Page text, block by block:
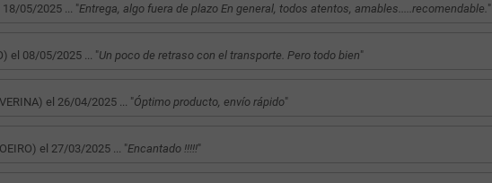
18/05/2025 ... "Entrega, algo fuera de plazo En general, todos atentos, amables.....recomendable. "
el 08/05/2025 ... "Un poco de retraso con el transporte. Pero todo bien"
el 26/04/2025 ... "Óptimo producto, envío rápido"
el 27/03/2025 ... "Encantado !!!!!"